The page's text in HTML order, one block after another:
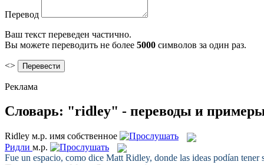
Перевод
Ваш текст переведен частично.
Вы можете переводить не более 5000 символов за один раз.
<>
Реклама
Словарь: "ridley" - переводы и
Ridley м.р. имя собственное
Ридли м.р.
Fue un espacio, como dice Matt Ridley, donde las ideas podían tener